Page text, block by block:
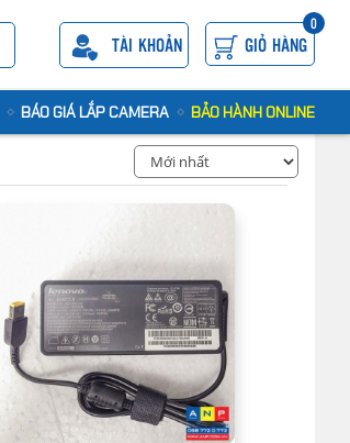
TÀI KHOẢN GIỎ HÀNG
0
BÁO GIÁ LẮP CAMERA BẢO HÀNH ONLINE